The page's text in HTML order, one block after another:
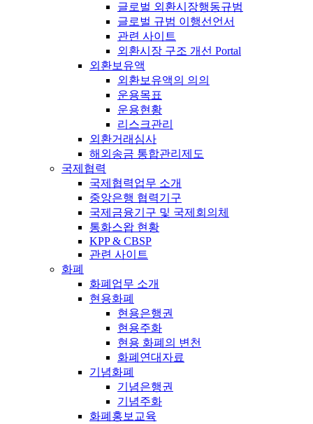
글로벌 외환시장행동규범
글로벌 규범 이행선언서
관련 사이트
외환시장 구조 개선 Portal
외환보유액
외환보유액의 의의
운용목표
운용현황
리스크관리
외환거래심사
해외송금 통합관리제도
국제협력
국제협력업무 소개
중앙은행 협력기구
국제금융기구 및 국제회의체
통화스왑 현황
KPP & CBSP
관련 사이트
화폐
화폐업무 소개
현용화폐
현용은행권
현용주화
현용 화폐의 변천
화폐연대자료
기념화폐
기념은행권
기념주화
화폐홍보교육